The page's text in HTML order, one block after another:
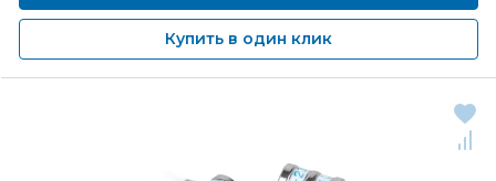
Купить в один клик